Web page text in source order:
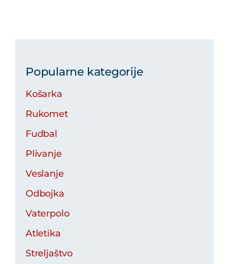
Popularne kategorije
Košarka
Rukomet
Fudbal
Plivanje
Veslanje
Odbojka
Vaterpolo
Atletika
Streljaštvo